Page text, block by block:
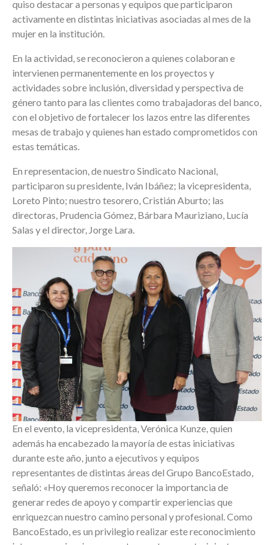
quiso destacar a personas y equipos que participaron
activamente en distintas iniciativas asociadas al mes de la
mujer en la institución.
En la actividad, se reconocieron a quienes colaboran e
intervienen permanentemente en los proyectos y
actividades sobre inclusión, diversidad y perspectiva de
género tanto para las clientes como trabajadoras del banco,
con el objetivo de fortalecer los lazos entre las diferentes
mesas de trabajo y quienes han estado comprometidos con
estas temáticas.
En representacion, de nuestro Sindicato Nacional,
participaron su presidente, Iván Ibáñez; la vicepresidenta,
Loreto Pinto; nuestro tesorero, Cristián Aburto; las
directoras, Prudencia Gómez, Bárbara Mauriziano, Lucía
Salas y el director, Jorge Lara.
En el evento, la vicepresidenta, Verónica Kunze, quien
además ha encabezado la mayoría de estas iniciativas
durante este año, junto a ejecutivos y equipos
representantes de distintas áreas del Grupo BancoEstado,
señaló: «Hoy queremos reconocer la importancia de
generar redes de apoyo y compartir experiencias que
enriquezcan nuestro camino personal y profesional. Como
BancoEstado, es un privilegio realizar este reconocimiento